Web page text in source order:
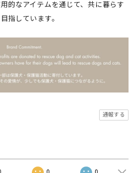
的なアイテムを通じて、共に暮らす
指しています。
通報する